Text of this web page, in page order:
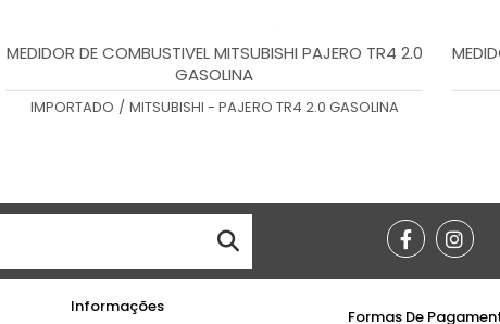
MEDIDOR DE COMBUSTIVEL MITSUBISHI PAJERO TR4 2.0
GASOLINA
IMPORTADO / MITSUBISHI - PAJERO TR4 2.0 GASOLINA
Informações
Formas De